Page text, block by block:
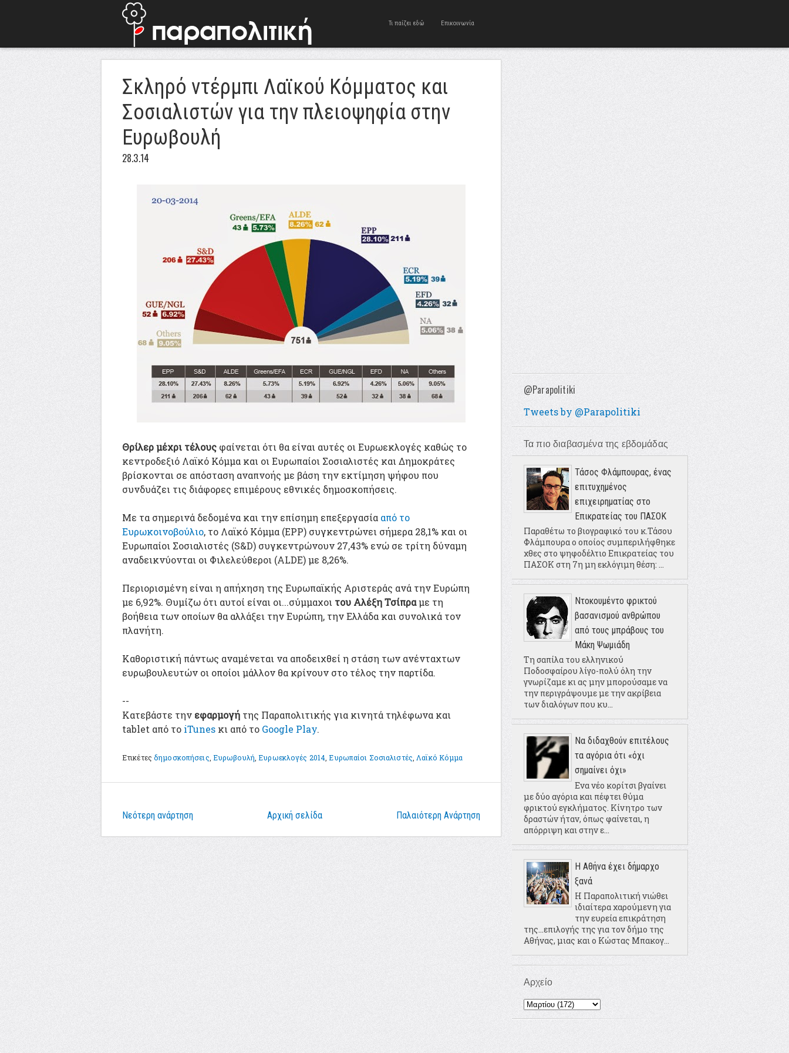
Τι παίζει εδώ Επικοινωνία
Σκληρό ντέρμπι Λαϊκού Κόμματος και
Σοσιαλιστών για την πλειοψηφία στην
Ευρωβουλή
28.3.14
Θρίλερ μέχρι τέλους φαίνεται ότι θα είναι αυτές οι Ευρωεκλογές καθώς το
κεντροδεξιό Λαϊκό Κόμμα και οι Ευρωπαίοι Σοσιαλιστές και Δημοκράτες
βρίσκονται σε απόσταση αναπνοής με βάση την εκτίμηση ψήφου που
συνδυάζει τις διάφορες επιμέρους εθνικές δημοσκοπήσεις.
Με τα σημερινά δεδομένα και την επίσημη επεξεργασία από το
Ευρωκοινοβούλιο, το Λαϊκό Κόμμα (EPP) συγκεντρώνει σήμερα 28,1% και οι
Ευρωπαίοι Σοσιαλιστές (S&D) συγκεντρώνουν 27,43% ενώ σε τρίτη δύναμη
αναδεικνύονται οι Φιλελεύθεροι (ALDE) με 8,26%.
Περιορισμένη είναι η απήχηση της Ευρωπαϊκής Αριστεράς ανά την Ευρώπη
με 6,92%. Θυμίζω ότι αυτοί είναι οι...σύμμαχοι του Αλέξη Τσίπραμε τη
βοήθεια των οποίων θα αλλάξει την Ευρώπη, την Ελλάδα και συνολικά τον
πλανήτη.
Καθοριστική πάντως αναμένεται να αποδειχθεί η στάση των ανένταχτων
ευρωβουλευτών οι οποίοι μάλλον θα κρίνουν στο τέλος την παρτίδα.
--
Κατεβάστε την εφαρμογή της Παραπολιτικής για κινητά τηλέφωνα και
tablet από το iTunes κι από το Google Play.
Ετικέτεςδημοσκοπήσεις Ευρωβουλή ,Ευρωεκλογές 2014 ,Ευρωπαίοι Σοσιαλιστές Λαϊκό Κόμμα
Νεότερη ανάρτηση Παλαιότερη Ανάρτηση
Αρχική σελίδα
@Parapolitiki
Tweets by @Parapolitiki
Τα πιο διαβασμένα της εβδομάδας
Τάσος Φλάμπουρας, ένας
επιτυχημένος
επιχειρηματίας στο
Επικρατείας του ΠΑΣΟΚ
Παραθέτω το βιογραφικό του κ.Τάσου
Φλάμπουρα ο οποίος συμπεριλήφθηκε
χθες στο ψηφοδέλτιο Επικρατείας του
ΠΑΣΟΚ στη 7η μη εκλόγιμη θέση: ...
Ντοκουμέντο φρικτού
βασανισμού ανθρώπου
από τους μπράβους του
Μάκη Ψωμιάδη
Τη σαπίλα του ελληνικού
Ποδοσφαίρου λίγο-πολύ όλη την
γνωρίζαμε κι ας μην μπορούσαμε να
την περιγράψουμε με την ακρίβεια
των διαλόγων που κυ...
Να διδαχθούν επιτέλους
τα αγόρια ότι «όχι
σημαίνει όχι»
Ενα νέο κορίτσι βγαίνει
με δύο αγόρια και πέφτει θύμα
φρικτού εγκλήματος. Κίνητρο των
δραστών ήταν, όπως φαίνεται, η
απόρριψη και στην ε...
Η Αθήνα έχει δήμαρχο
ξανά
Η Παραπολιτική νιώθει
ιδιαίτερα χαρούμενη για
την ευρεία επικράτηση
της...επιλογής της για τον δήμο της
Αθήνας, μιας και ο Κώστας Μπακογ...
Αρχείο